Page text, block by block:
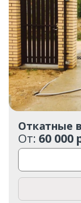
Откатные
От: 60 000